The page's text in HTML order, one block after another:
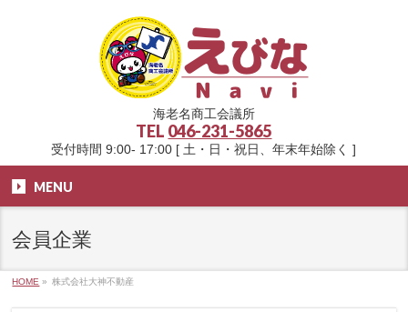
海老名商工会議所
TEL 046-231-5865
受付時間 9:00- 17:00 [ 土・日・祝日、年末年始除く ]
MENU
会員企業
HOME » 株式会社大神不動産